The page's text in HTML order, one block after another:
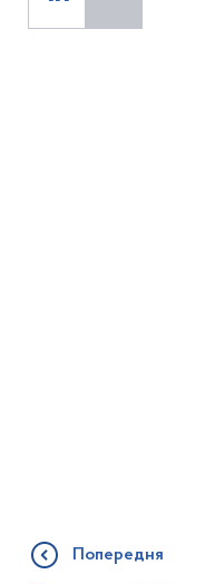
Попередня